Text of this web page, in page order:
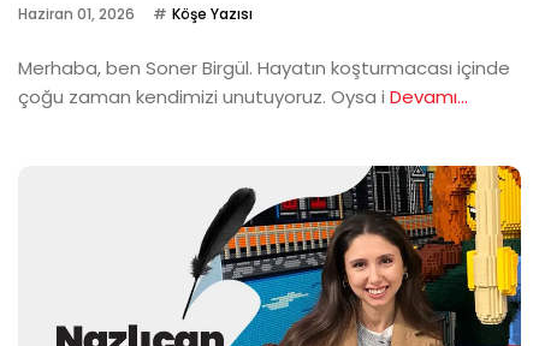
Haziran 01, 2026 Köşe Yazısı
Merhaba, ben Soner Birgül. Hayatın koşturmacası içinde
çoğu zaman kendimizi unutuyoruz. Oysa i Devamı...